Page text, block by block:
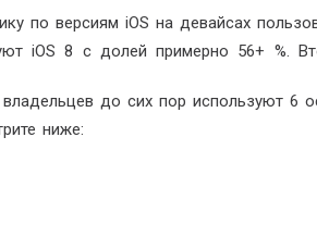
по версиям iOS на девайсах
iOS 8 c долей примерно 56+ %.
до сих пор используют 6
ниже: